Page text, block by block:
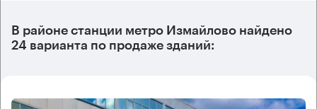
В районе станции метро Измайлово найдено
24 варианта по продаже зданий: